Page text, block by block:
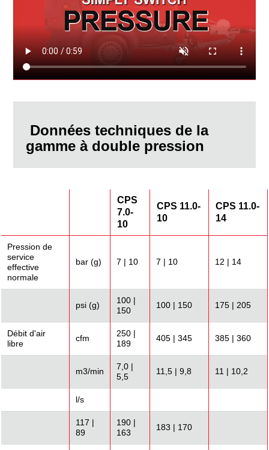
Données techniques de la
gamme à double pression
CPS
7.0-
10
CPS 11.0-
10
CPS 11.0-
14
Pression de
service
effective
normale
bar (g) 7 | 10 7 | 10 12 | 14
psi (g)
100 |
150
100 | 150 175 | 205
Débit d'air
libre
cfm
250 |
189
405 | 345 385 | 360
m3/min
7,0 |
5,5
11,5 | 9,8 11 | 10,2
l/s
117 |
89
190 |
163
183 | 170